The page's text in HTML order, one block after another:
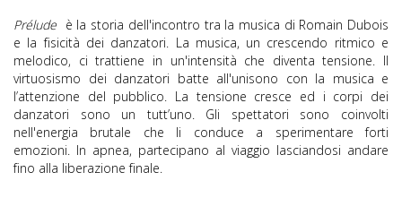
Prélude è la storia dell'incontro tra la musica di Romain Dubois
e la fisicità dei danzatori. La musica, un crescendo ritmico e
melodico, ci trattiene in un'intensità che diventa tensione. Il
virtuosismo dei danzatori batte all'unisono con la musica e
l’attenzione del pubblico. La tensione cresce ed i corpi dei
danzatori sono un tutt’uno. Gli spettatori sono coinvolti
nell'energia brutale che li conduce a sperimentare forti
emozioni. In apnea, partecipano al viaggio lasciandosi andare
fino alla liberazione finale.